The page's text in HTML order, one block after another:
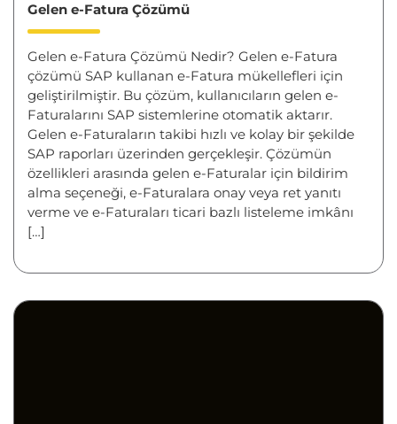
Gelen e-Fatura Çözümü
Gelen e-Fatura Çözümü Nedir? Gelen e-Fatura
çözümü SAP kullanan e-Fatura mükellefleri için
geliştirilmiştir. Bu çözüm, kullanıcıların gelen e-
Faturalarını SAP sistemlerine otomatik aktarır.
Gelen e-Faturaların takibi hızlı ve kolay bir şekilde
SAP raporları üzerinden gerçekleşir. Çözümün
özellikleri arasında gelen e-Faturalar için bildirim
alma seçeneği, e-Faturalara onay veya ret yanıtı
verme ve e-Faturaları ticari bazlı listeleme imkânı
[…]